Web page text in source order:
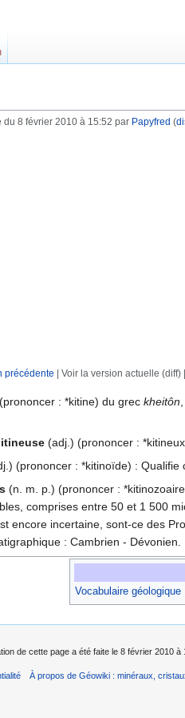
du 8 février 2010 à 15:52 par Papyfred (
précédente | Voir la version actuelle
: *kitine) du grec kheitôn
(adj.) (prononcer :
(prononcer : *kitinoïde) : Qualifie
(n. m. p.) (prononcer :
comprises entre 50 et 1 500
encore incertaine, sont-ce des
: Cambrien - Dévonien.
Vocabulaire géologique|
de cette page a été faite le 8 février 2010 à
À propos de Géowiki : minéraux,